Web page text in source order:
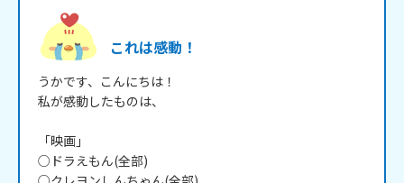
これは感動！
うかです、こんにちは！
私が感動したものは、
「映画」
○ドラえもん(全部)